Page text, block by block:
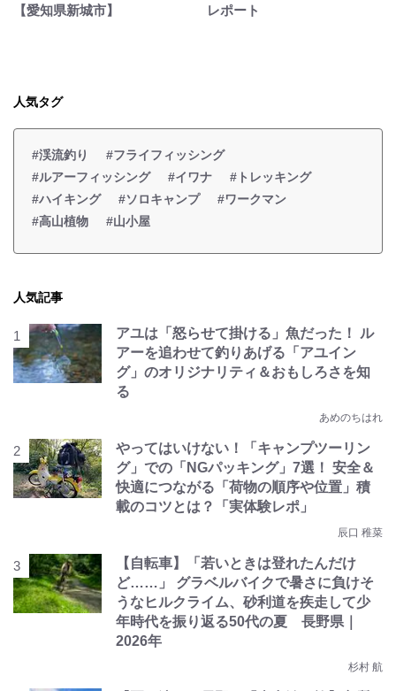
【愛知県新城市】
レポート
人気タグ
#渓流釣り
#フライフィッシング
#ルアーフィッシング
#イワナ
#トレッキング
#ハイキング
#ソロキャンプ
#ワークマン
#高山植物
#山小屋
人気記事
アユは「怒らせて掛ける」魚だった！ ル
アーを追わせて釣りあげる「アユイン
グ」のオリジナリティ＆おもしろさを知
る
あめのちはれ
やってはいけない！「キャンプツーリン
グ」での「NGパッキング」7選！ 安全＆
快適につながる「荷物の順序や位置」積
載のコツとは？「実体験レポ」
辰口 稚菜
【自転車】「若いときは登れたんだけ
ど……」 グラベルバイクで暑さに負けそ
うなヒルクライム、砂利道を疾走して少
年時代を振り返る50代の夏 長野県｜
2026年
杉村 航